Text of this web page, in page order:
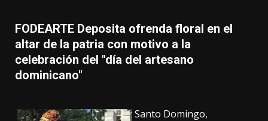
FODEARTE Deposita ofrenda floral en el
altar de la patria con motivo a la
celebración del "día del artesano
dominicano"
Santo Domingo,